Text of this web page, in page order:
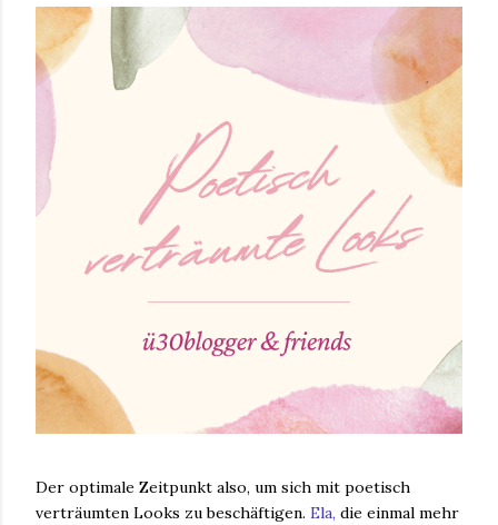
Der optimale Zeitpunkt also, um sich mit poetisch
verträumten Looks zu beschäftigen. Ela, die einmal mehr